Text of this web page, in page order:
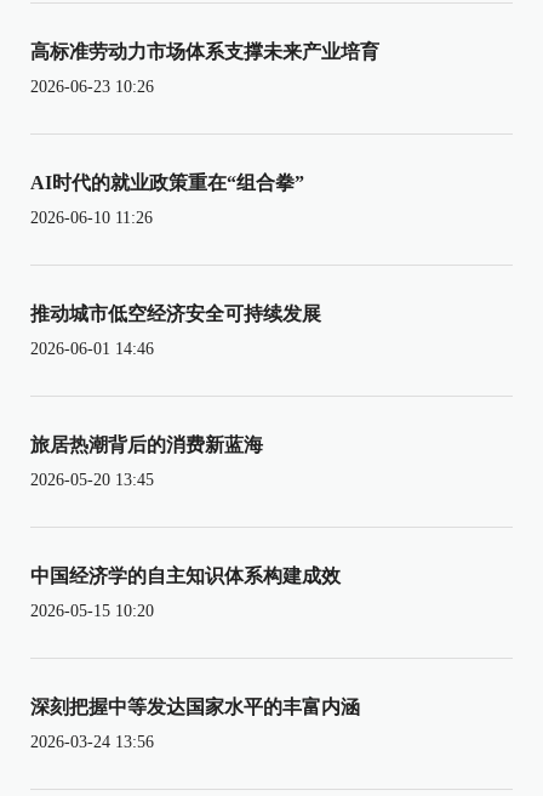
高标准劳动力市场体系支撑未来产业培育
2026-06-23 10:26
AI时代的就业政策重在“组合拳”
2026-06-10 11:26
推动城市低空经济安全可持续发展
2026-06-01 14:46
旅居热潮背后的消费新蓝海
2026-05-20 13:45
中国经济学的自主知识体系构建成效
2026-05-15 10:20
深刻把握中等发达国家水平的丰富内涵
2026-03-24 13:56